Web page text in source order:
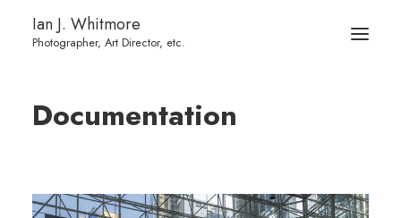
Ian J. Whitmore
Documentation